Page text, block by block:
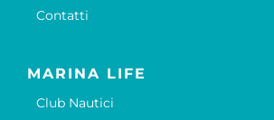
Contatti
MARINA LIFE
Club Nautici